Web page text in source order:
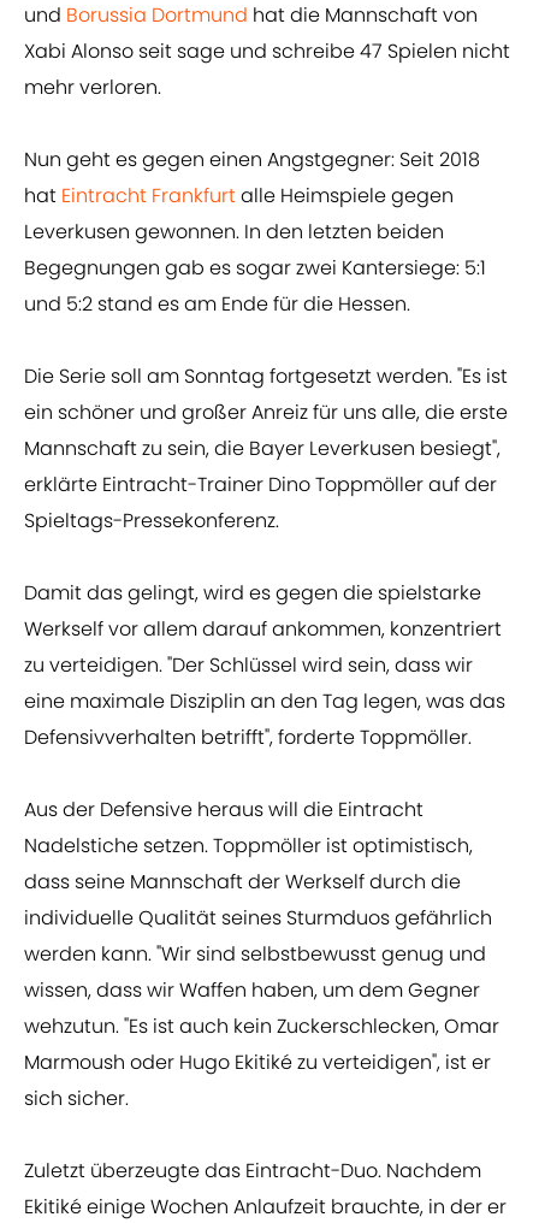
und Borussia Dortmund hat die Mannschaft von
Xabi Alonso seit sage und schreibe 47 Spielen nicht
mehr verloren.
Nun geht es gegen einen Angstgegner: Seit 2018
hat Eintracht Frankfurtalle Heimspiele gegen
Leverkusen gewonnen. In den letzten beiden
Begegnungen gab es sogar zwei Kantersiege: 5:1
und 5:2 stand es am Ende für die Hessen.
Die Serie soll am Sonntag fortgesetzt werden. "Es ist
ein schöner und großer Anreiz für uns alle, die erste
Mannschaft zu sein, die Bayer Leverkusen besiegt",
erklärte Eintracht-Trainer Dino Toppmöller auf der
Spieltags-Pressekonferenz.
Damit das gelingt, wird es gegen die spielstarke
Werkself vor allem darauf ankommen, konzentriert
zu verteidigen. "Der Schlüssel wird sein, dass wir
eine maximale Disziplin an den Tag legen, was das
Defensivverhalten betrifft", forderte Toppmöller.
Aus der Defensive heraus will die Eintracht
Nadelstiche setzen. Toppmöller ist optimistisch,
dass seine Mannschaft der Werkself durch die
individuelle Qualität seines Sturmduos gefährlich
werden kann. "Wir sind selbstbewusst genug und
wissen, dass wir Waffen haben, um dem Gegner
wehzutun. "Es ist auch kein Zuckerschlecken, Omar
Marmoush oder Hugo Ekitiké zu verteidigen", ist er
sich sicher.
Zuletzt überzeugte das Eintracht-Duo. Nachdem
Ekitiké einige Wochen Anlaufzeit brauchte, in der er